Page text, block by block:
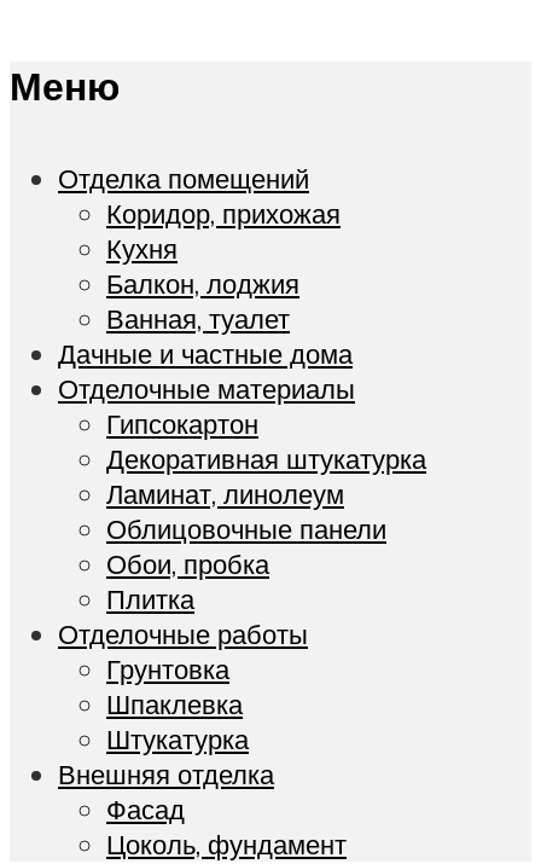
Меню
Отделка помещений
Коридор, прихожая
Кухня
Балкон, лоджия
Ванная, туалет
Дачные и частные дома
Отделочные материалы
Гипсокартон
Декоративная штукатурка
Ламинат, линолеум
Облицовочные панели
Обои, пробка
Плитка
Отделочные работы
Грунтовка
Шпаклевка
Штукатурка
Внешняя отделка
Фасад
Цоколь, фундамент